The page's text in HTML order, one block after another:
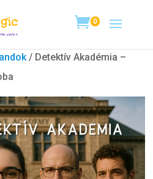
0
/ Detektív Akadémia –